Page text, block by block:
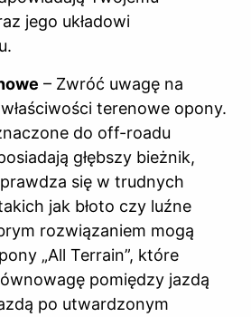
jego układowi
– Zwróć uwagę na
terenowe opony.
do off-roadu
głębszy bieżnik,
się w trudnych
jak błoto czy luźne
rozwiązaniem mogą
„All Terrain”, które
pomiędzy jazdą
po utwardzonym